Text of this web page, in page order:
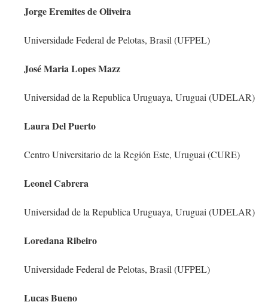
Jorge Eremites de Oliveira
Universidade Federal de Pelotas, Brasil (UFPEL)
José Maria Lopes Mazz
Universidad de la Republica Uruguaya, Uruguai (UDELAR)
Laura Del Puerto
Centro Universitario de la Región Este, Uruguai (CURE)
Leonel Cabrera
Universidad de la Republica Uruguaya, Uruguai (UDELAR)
Loredana Ribeiro
Universidade Federal de Pelotas, Brasil (UFPEL)
Lucas Bueno